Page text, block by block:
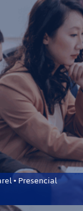
• Presencial